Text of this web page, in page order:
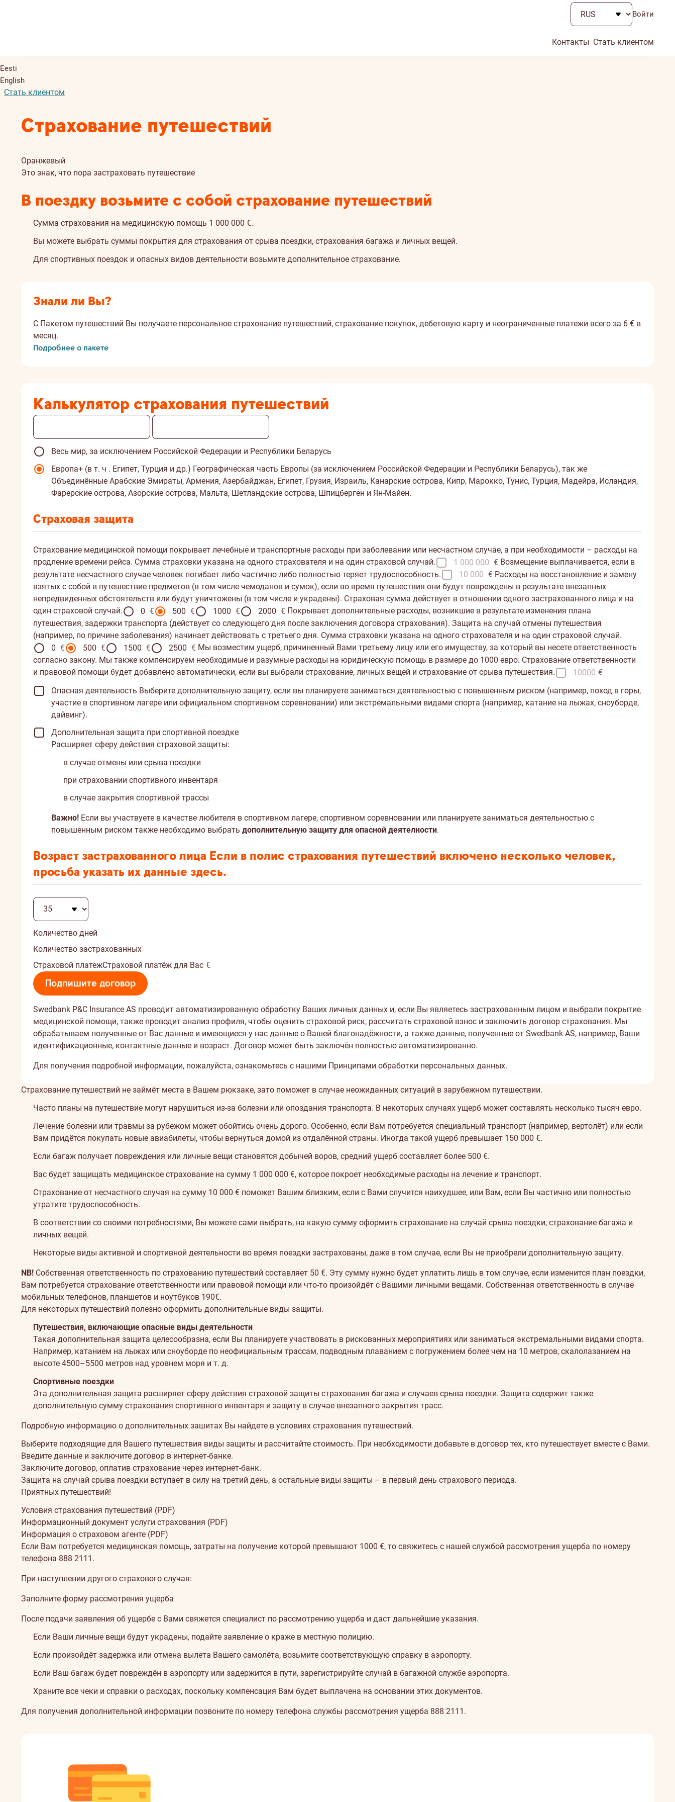
Войти
Контакты Стать клиентом
Eesti
English
Стать клиентом
Страхование путешествий
Оранжевый
Это знак, что пора застраховать путешествие
В поездку возьмите с собой страхование путешествий
Сумма страхования на медицинскую помощь 1 000 000 €.
Вы можете выбрать суммы покрытия для страхования от срыва поездки, страхования багажа и личных вещей.
Для спортивных поездок и опасных видов деятельности возьмите дополнительное страхование.
Знали ли Вы?
С Пакетом путешествий Вы получаете персональное страхование путешествий, страхование покупок, дебетовую карту и неограниченные платежи всего за 6 € в
месяц.
Подробнее о пакете
Калькулятор cтрахования путешествий
Весь мир, за исключением Российской Федерации и Республики Беларусь
Европа+ (в т. ч . Египет, Турция и др.) Географическая часть Европы (за исключением Российской Федерации и Республики Беларусь), так же
Объединённые Арабские Эмираты, Армения, Азербайджан, Египет, Грузия, Израиль, Канарские острова, Кипр, Марокко, Тунис, Турция, Мадейра, Исландия,
Фарерские острова, Азорские острова, Мальта, Шетландские острова, Шпицберген и Ян-Майен.
Страховая защита
Страхование медицинской помощи покрывает лечебные и транспортные расходы при заболевании или несчастном случае, а при необходимости – расходы на
продление времени рейса. Сумма страховки указана на одного страхователя и на один страховой случай.
1 000 000 € Возмещение выплачивается, если в
результате несчастного случае человек погибает либо частично либо полностью теряет трудоспособность.
10 000 € Расходы на восстановление и замену
взятых с собой в путешествие предметов (в том числе чемоданов и сумок), если во время путешествия они будут повреждены в результате внезапных
непредвиденных обстоятельств или будут уничтожены (в том числе и украдены). Страховая сумма действует в отношении одного застрахованного лица и на
один страховой случай.
0 € 500 € 1000 € 2000 €
Вы
выбрали
защиту
багажа
личных
вещей
повреждения,
возмещён
будет.
желании
можете
изменить
выбор.
Покрывает дополнительные расходы, возникшие в результате изменения плана
путешествия, задержки транспорта (действует со следующего дня после заключения договора страхования). Защита на случай отмены путешествия
(например, по причине заболевания) начинает действовать с третьего дня. Сумма страховки указана на одного страхователя и на один страховой случай.
0 € 500 € 1500 € 2500 €
Вы
выбрали
случай
срыва
на
сумму
путешествием
заболеете,
на
путешествие
не
будут.
желании
Вы
можете
свой
выбор.
Мы возместим ущерб, причиненный Вами третьему лицу или его имуществу, за который вы несете ответственность
согласно закону. Мы также компенсируем необходимые и разумные расходы на юридическую помощь в размере до 1000 евро. Страхование ответственности
и правовой помощи будет добавлено автоматически, если вы выбрали страхование, личных вещей и страхование от срыва путешествия.
10000 €
Oпасная деятельность Выберите дополнительную защиту, если вы планируете заниматься деятельностью с повышенным риском (например, поход в горы,
участие в спортивном лагере или официальном спортивном соревновании) или экстремальными видами спорта (например, катание на лыжах, сноуборде,
дайвинг).
Дополнительная защита при спортивной поездке
Расширяет сферу действия страховой защиты:
в случае отмены или срыва поездки
при страховании спортивного инвентаря
в случае закрытия спортивной трассы
Важно! Если вы участвуете в качестве любителя в спортивном лагере, спортивном соревновании или планируете заниматься деятельностью с
повышенным риском также необходимо выбрать дополнительную защиту для опасной деятелности.
Возраст застрахованного лица Если в полис страхования путешествий включено несколько человек,
просьба указать их данные здесь.
Количество дней
Количество застрахованных
Cтраховой платежСтраховой платёж для Вас €
Подпишите договор
Swedbank P&C Insurance AS проводит автоматизированную обработку Ваших личных данных и, если Вы являетесь застрахованным лицом и выбрали покрытие
медицинской помощи, также проводит анализ профиля, чтобы оценить страховой риск, рассчитать страховой взнос и заключить договор страхования. Мы
обрабатываем полученные от Вас данные и имеющиеся у нас данные о Вашей благонадёжности, а также данные, полученные от Swedbank AS, например, Ваши
идентификационные, контактные данные и возраст. Договор может быть заключён полностью автоматизированно.
Для получения подробной информации, пожалуйста, ознакомьтесь с нашими Принципами обработки персональных данных.
О
страховании
путешествий
Страхование путешествий не займёт места в Вашем рюкзаке, зато поможет в случае неожиданных ситуаций в зарубежном путешествии.
Часто планы на путешествие могут нарушиться из-за болезни или опоздания транспорта. В некоторых случаях ущерб может составлять несколько тысяч евро.
Лечение болезни или травмы за рубежом может обойтись очень дорого. Особенно, если Вам потребуется специальный транспорт (например, вертолёт) или если
Вам придётся покупать новые авиабилеты, чтобы вернуться домой из отдалённой страны. Иногда такой ущерб превышает 150 000 €.
Если багаж получает повреждения или личные вещи становятся добычей воров, средний ущерб составляет более 500 €.
Вас будет защищать медицинское страхование на сумму 1 000 000 €, которое покроет необходимые расходы на лечение и транспорт.
Страхование от несчастного случая на сумму 10 000 € поможет Вашим близким, если с Вами случится наихудшее, или Вам, если Вы частично или полностью
утратите трудоспособность.
В соответствии со своими потребностями, Вы можете сами выбрать, на какую сумму оформить страхование на случай срыва поездки, страхование багажа и
личных вещей.
Некоторые виды активной и спортивной деятельности во время поездки застрахованы, даже в том случае, если Вы не приобрели дополнительную защиту.
NB! Собственная ответственность по страхованию путешествий составляет 50 €. Эту сумму нужно будет уплатить лишь в том случае, если изменится план поездки,
Вам потребуется страхование ответственности или правовой помощи или что-то произойдёт с Вашими личными вещами. Собственная ответственность в случае
мобильных телефонов, планшетов и ноутбуков 190€.
Для некоторых путешествий полезно оформить дополнительные виды защиты.
Путешествия, включающие опасные виды деятельности
Такая дополнительная защита целесообразна, если Вы планируете участвовать в рискованных мероприятиях или заниматься экстремальными видами спорта.
Например, катанием на лыжах или сноуборде по неофициальным трассам, подводным плаванием с погружением более чем на 10 метров, скалолазанием на
высоте 4500–5500 метров над уровнем моря и т. д.
Спортивные поездки
Эта дополнительная защита расширяет сферу действия страховой защиты страхования багажа и случаев срыва поездки. Защита содержит также
дополнительную сумму страхования спортивного инвентаря и защиту в случае внезапного закрытия трасс.
Подробную информацию о дополнительных зашитах Вы найдете в условиях страхования путешествий.
Как
оформить
страхование?
Выберите подходящие для Вашего путешествия виды защиты и рассчитайте стоимость. При необходимости добавьте в договор тех, кто путешествует вместе с Вами.
Введите данные и заключите договор в интернет-банке.
Заключите договор, оплатив страхование через интернет-банк.
Защита на случай срыва поездки вступает в силу на третий день, а остальные виды защиты – в первый день страхового периода.
Приятных путешествий!
Условия
Условия страхования путешествий (PDF)
Информационный документ услуги страхования (PDF)
Информация о страховом агенте (PDF)
Сообщение
об
ущербе
Если Вам потребуется медицинская помощь, затраты на получение которой превышают 1000 €, то свяжитесь с нашей службой рассмотрения ущерба по номеру
телефона 888 2111 .
При наступлении другого страхового случая:
Заполните форму рассмотрения ущерба
После подачи заявления об ущербе с Вами свяжется специалист по рассмотрению ущерба и даст дальнейшие указания.
Если Ваши личные вещи будут украдены, подайте заявление о краже в местную полицию.
Если произойдёт задержка или отмена вылета Вашего самолёта, возьмите соответствующую справку в аэропорту.
Если Ваш багаж будет повреждён в аэропорту или задержится в пути, зарегистрируйте случай в багажной службе аэропорта.
Храните все чеки и справки о расходах, поскольку компенсация Вам будет выплачена на основании этих документов.
Для получения дополнительной информации позвоните по номеру телефона службы рассмотрения ущерба 888 2111 .